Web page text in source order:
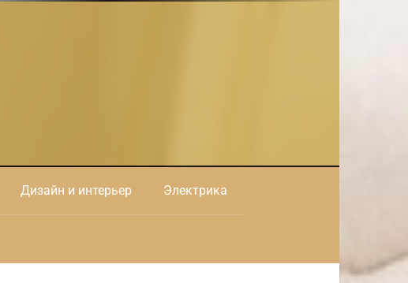
Дизайн и интерьер Электрика